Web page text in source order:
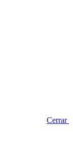
Cerrar